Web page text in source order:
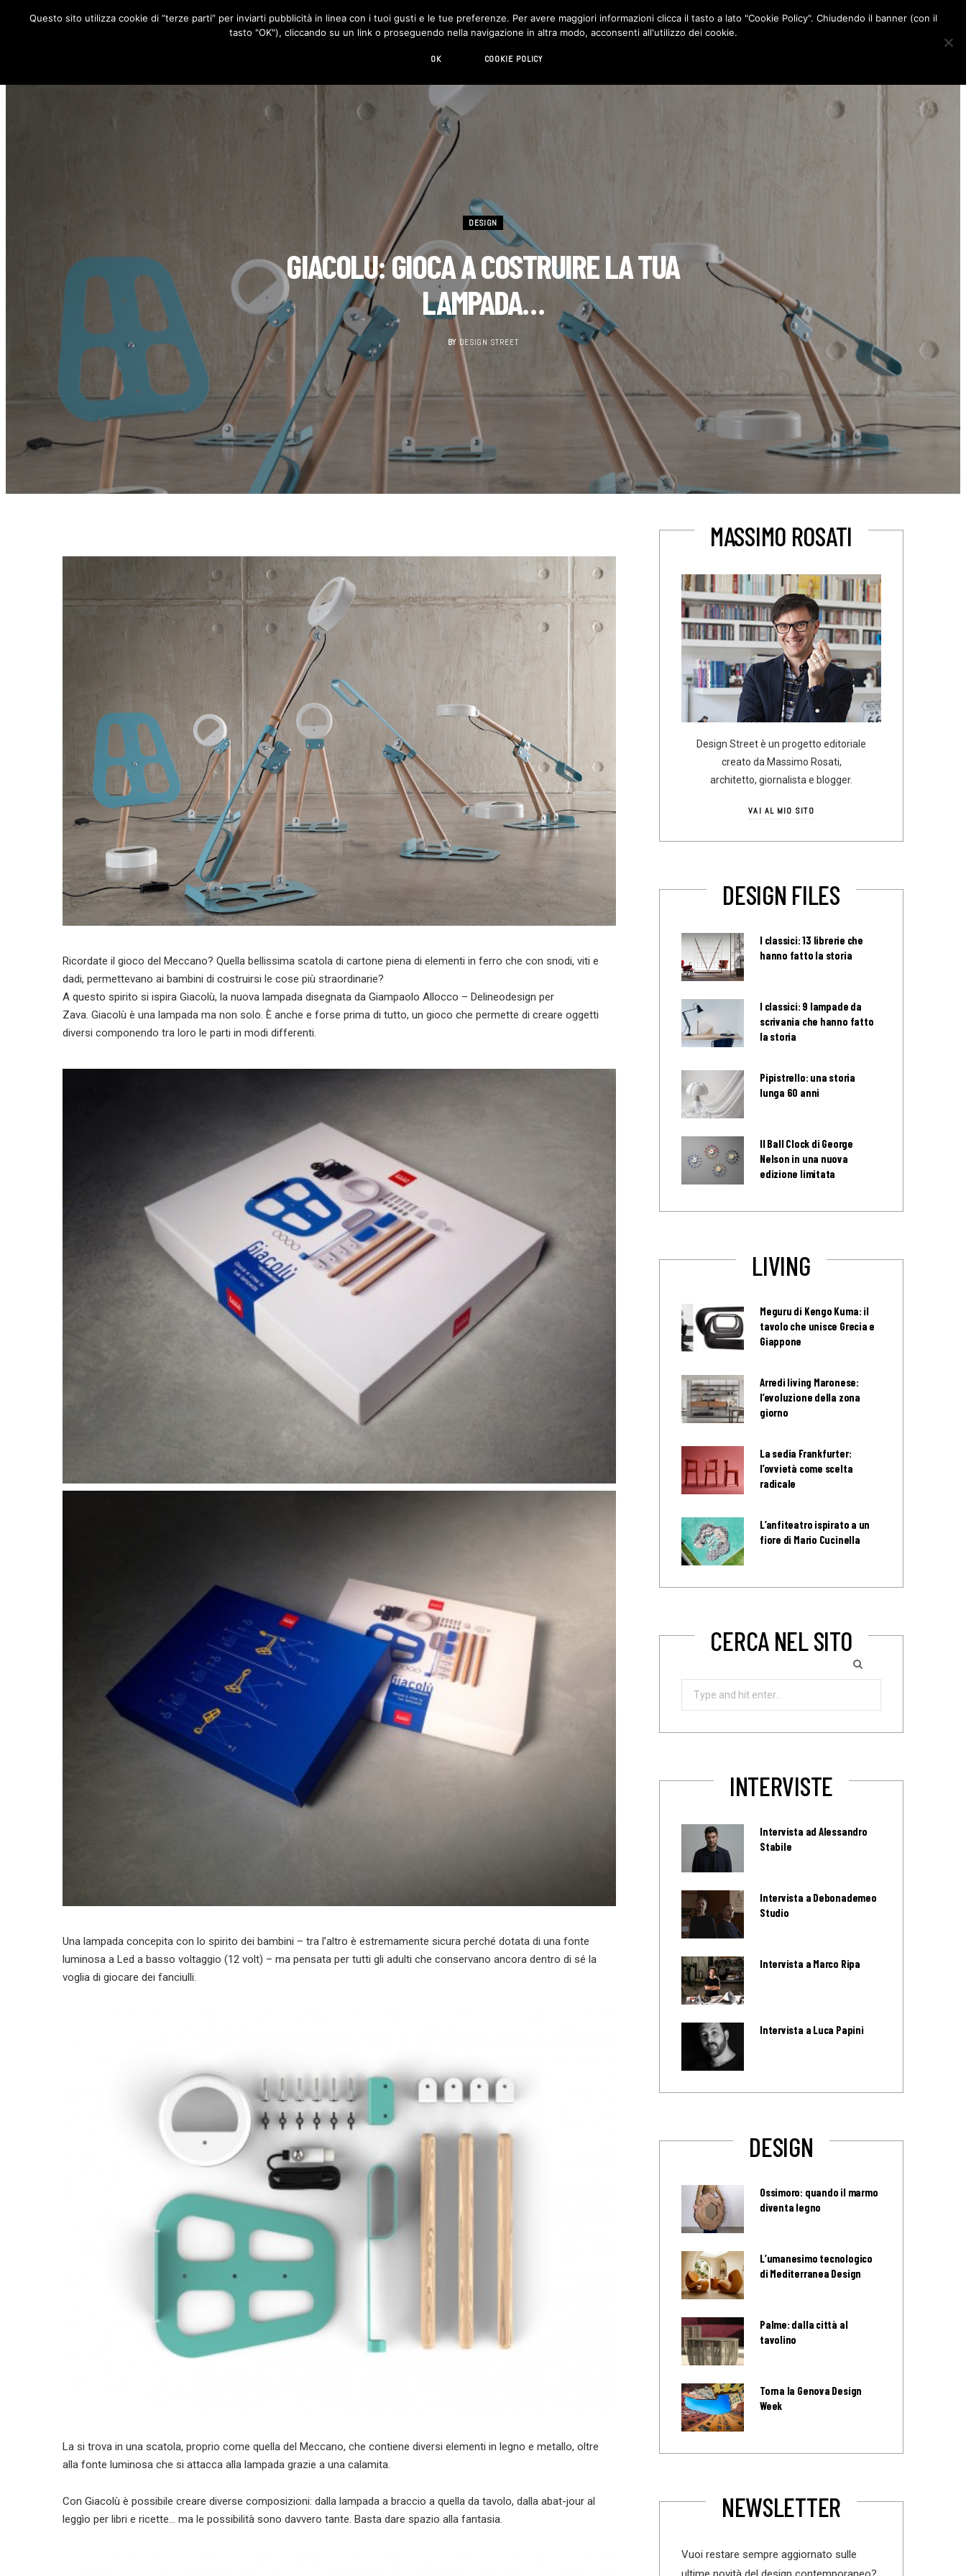
RUBRICHE DESIGN LIVING HI-TECH CHI SIAMO CONTATTI
o
g
r
d
n
DESIGN
GIACOLU: GIOCA A COSTRUIRE LA TUA
LAMPADA…
BY DESIGN STREET
Ricordate il gioco del Meccano? Quella bellissima scatola di cartone piena di elementi in ferro che con snodi, viti e
dadi, permettevano ai bambini di costruirsi le cose più straordinarie?
A questo spirito si ispira Giacolù, la nuova lampada disegnata da Giampaolo Allocco – Delineodesign per
Zava. Giacolù è una lampada ma non solo. È anche e forse prima di tutto, un gioco che permette di creare oggetti
diversi componendo tra loro le parti in modi differenti.
Una lampada concepita con lo spirito dei bambini – tra l’altro è estremamente sicura perché dotata di una fonte
luminosa a Led a basso voltaggio (12 volt) – ma pensata per tutti gli adulti che conservano ancora dentro di sé la
voglia di giocare dei fanciulli.
La si trova in una scatola, proprio come quella del Meccano, che contiene diversi elementi in legno e metallo, oltre
alla fonte luminosa che si attacca alla lampada grazie a una calamita.
Con Giacolù è possibile creare diverse composizioni: dalla lampada a braccio a quella da tavolo, dalla abat-jour al
leggìo per libri e ricette… ma le possibilità sono davvero tante. Basta dare spazio alla fantasia.
MASSIMO ROSATI
Design Street è un progetto editoriale
creato da Massimo Rosati,
architetto, giornalista e blogger.
VAI AL MIO SITO
DESIGN FILES
I classici: 13 librerie che
hanno fatto la storia
I classici: 9 lampade da
scrivania che hanno fatto
la storia
Pipistrello: una storia
lunga 60 anni
Il Ball Clock di George
Nelson in una nuova
edizione limitata
LIVING
Meguru di Kengo Kuma: il
tavolo che unisce Grecia e
Giappone
Arredi living Maronese:
l’evoluzione della zona
giorno
La sedia Frankfurter:
l’ovvietà come scelta
radicale
L’anfiteatro ispirato a un
fiore di Mario Cucinella
CERCA NEL SITO
Search
INTERVISTE
Intervista ad Alessandro
Stabile
Intervista a Debonademeo
Studio
Intervista a Marco Ripa
Intervista a Luca Papini
DESIGN
Ossimoro: quando il marmo
diventa legno
L’umanesimo tecnologico
di Mediterranea Design
Palme: dalla città al
tavolino
Torna la Genova Design
Week
NEWSLETTER
Vuoi restare sempre aggiornato sulle
Questo sito utilizza cookie di “terze parti” per inviarti pubblicità in linea con i tuoi gusti e le tue preferenze. Per avere maggiori informazioni clicca il tasto a lato "Cookie Policy". Chiudendo il banner (con il
tasto "OK"), cliccando su un link o proseguendo nella navigazione in altra modo, acconsenti all'utilizzo dei cookie.
OK COOKIE POLICY